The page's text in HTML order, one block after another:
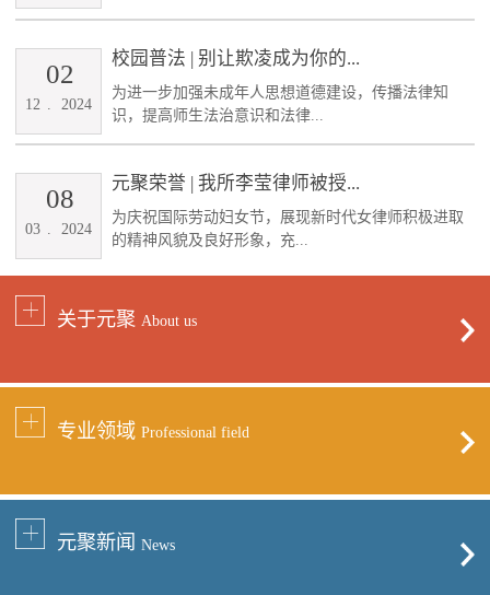
校园普法 | 别让欺凌成为你的...
为进一步加强未成年人思想道德建设，传播法律知
识，提高师生法治意识和法律...
12 2024
02
元聚荣誉 | 我所李莹律师被授...
为庆祝国际劳动妇女节，展现新时代女律师积极进取
的精神风貌及良好形象，充...
03 2024
08
关于元聚 About us
专业领域 Professional field
元聚新闻 News